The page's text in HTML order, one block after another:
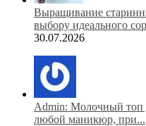
Выращивание
выбору идеального
30.07.2026
Admin: Молочный топ
любой маникюр, при...